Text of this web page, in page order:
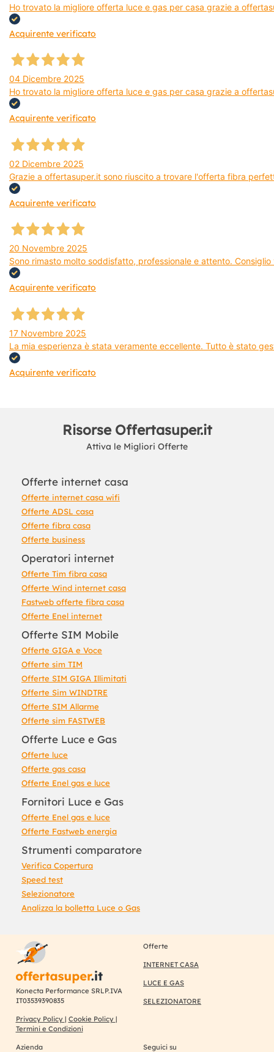
Ho trovato la migliore offerta luce e gas per casa grazie a
Acquirente verificato
04 Dicembre 2025
Ho trovato la migliore offerta luce e gas per casa grazie a
Acquirente verificato
02 Dicembre 2025
Grazie a offertasuper.it sono riuscito a trovare l'offerta fibra
Acquirente verificato
20 Novembre 2025
Sono rimasto molto soddisfatto, professionale e attento.
Acquirente verificato
17 Novembre 2025
La mia esperienza è stata veramente eccellente. Tutto è stato
Acquirente verificato
Risorse Offertasuper.it
Attiva le Migliori Offerte
Offerte internet casa
Offerte internet casa wifi
Offerte ADSL casa
Offerte fibra casa
Offerte business
Operatori internet
Offerte Tim fibra casa
Offerte Wind internet casa
Fastweb offerte fibra casa
Offerte Enel internet
Offerte SIM Mobile
Offerte GIGA e Voce
Offerte sim TIM
Offerte SIM GIGA Illimitati
Offerte Sim WINDTRE
Offerte SIM Allarme
Offerte sim FASTWEB
Offerte Luce e Gas
Offerte luce
Offerte gas casa
Offerte Enel gas e luce
Fornitori Luce e Gas
Offerte Enel gas e luce
Offerte Fastweb energia
Strumenti comparatore
Verifica Copertura
Speed test
Selezionatore
Analizza la bolletta Luce o Gas
Konecta Performance SRLP.IVA
IT03539390835
Privacy Policy | Cookie Policy |
Termini e Condizioni
Offerte
INTERNET CASA
LUCE E GAS
SELEZIONATORE
Azienda Seguici su